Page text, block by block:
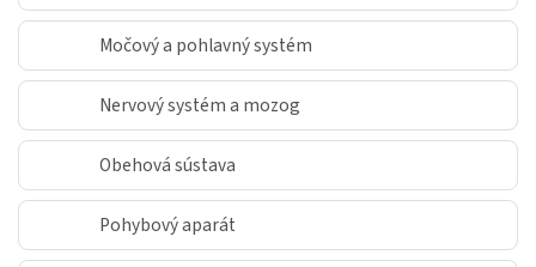
Močový a pohlavný systém
Nervový systém a mozog
Obehová sústava
Pohybový aparát